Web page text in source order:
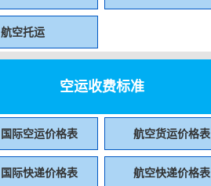
航空托运
空运收费标准
国际空运价格表 航空货运价格表
国际快递价格表 航空快递价格表